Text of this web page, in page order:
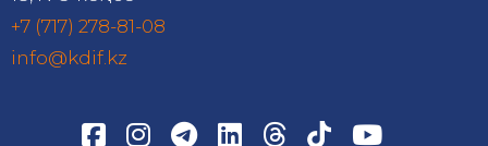
+7 (717) 278-81-08
info@kdif.kz